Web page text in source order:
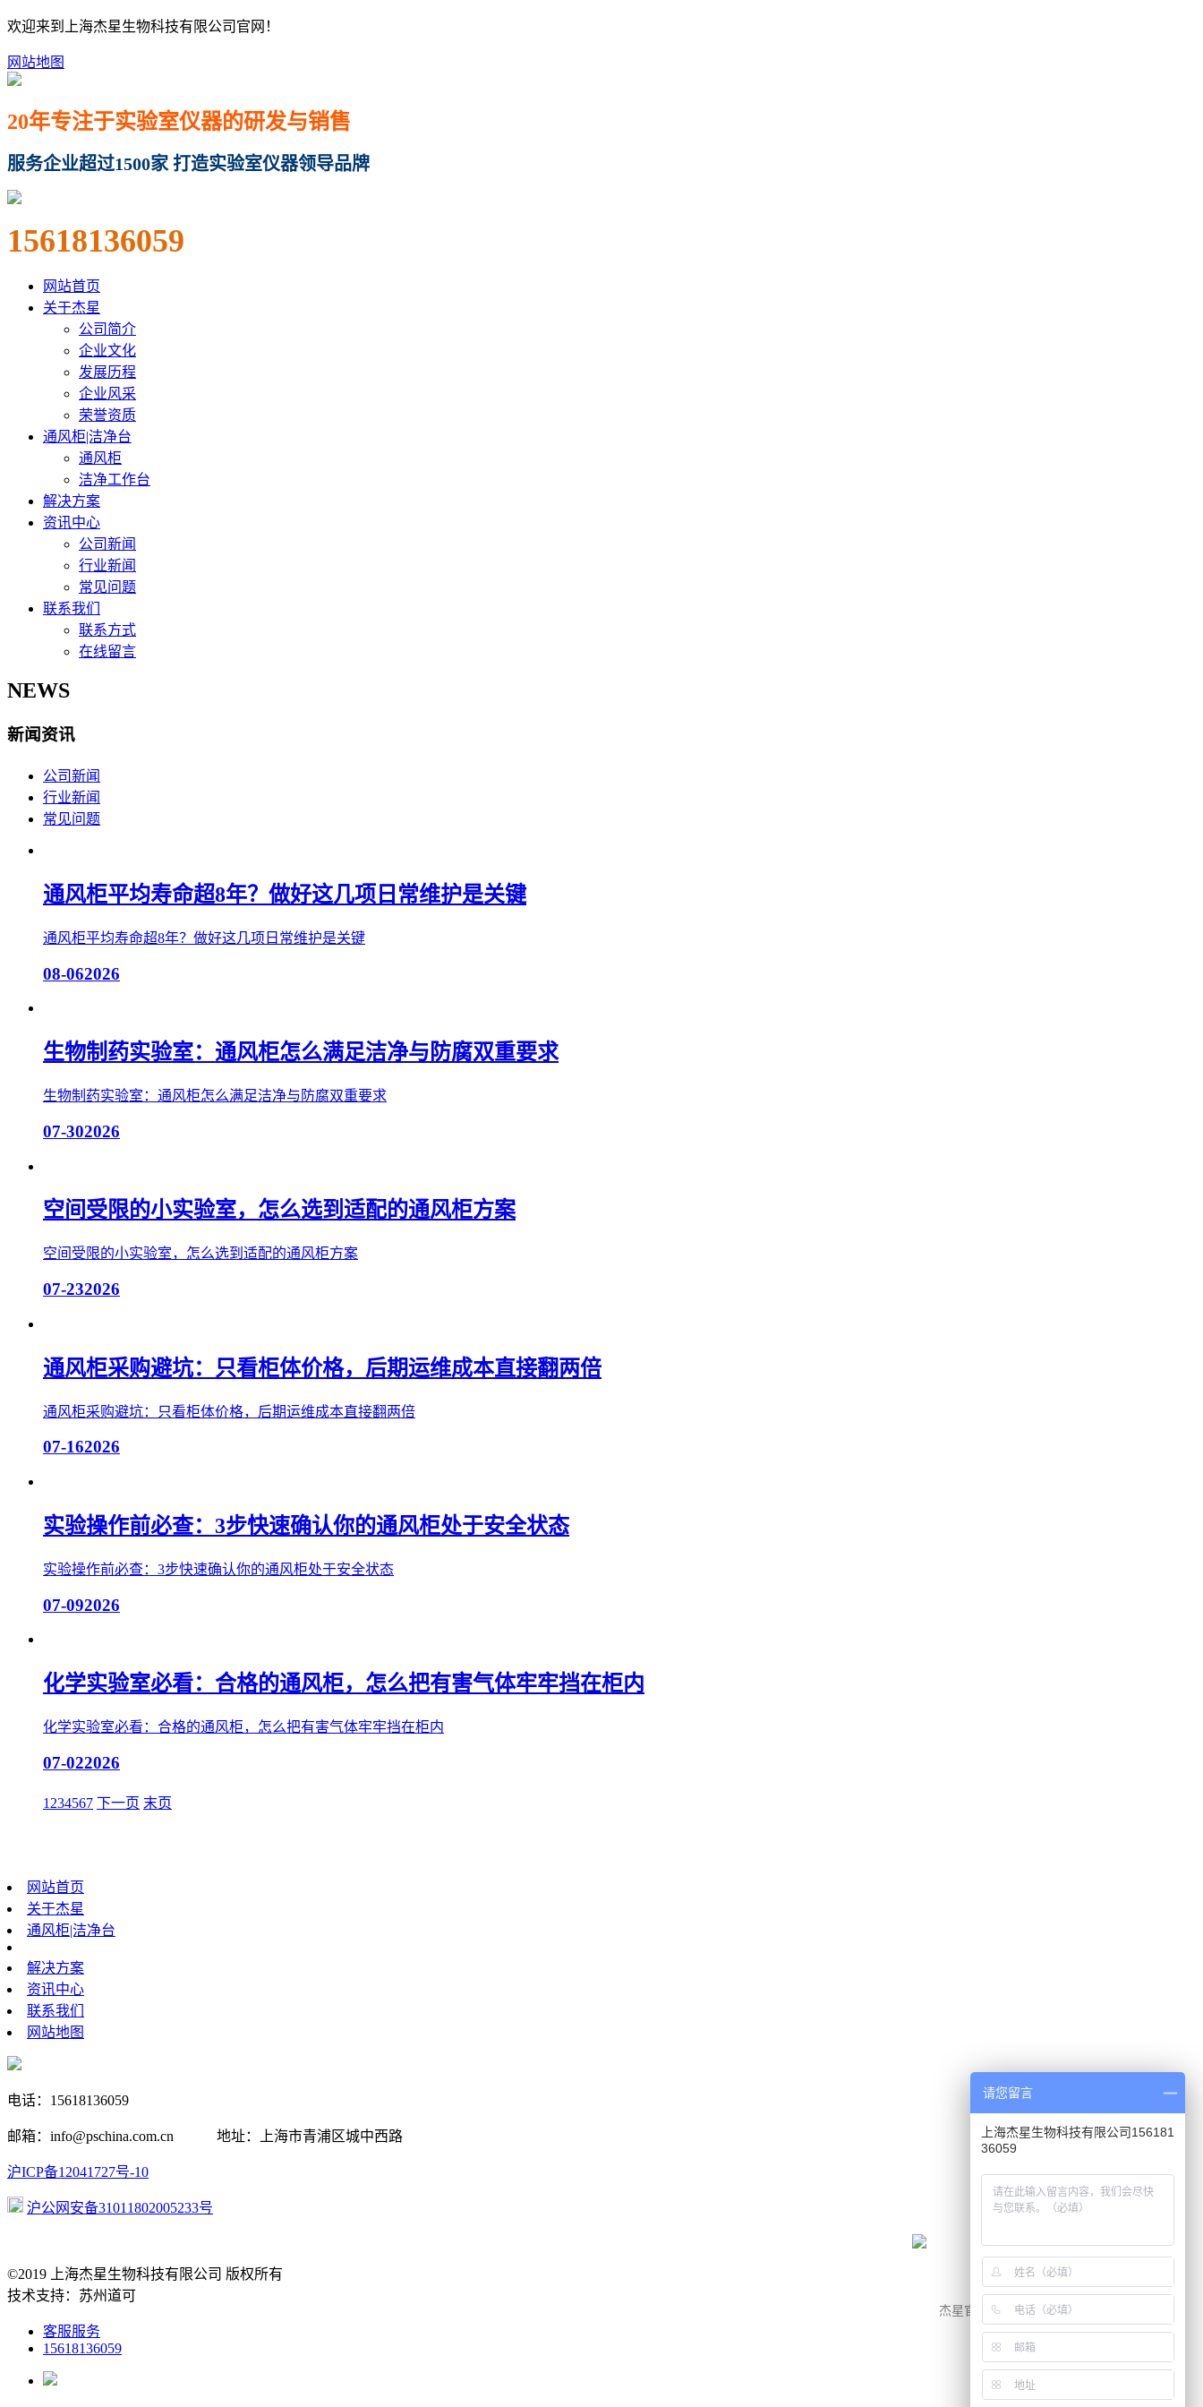
欢迎来到上海杰星生物科技有限公司官网！
网站地图
20年专注于实验室仪器的研发与销售
服务企业超过1500家 打造实验室仪器领导品牌
15618136059
网站首页
关于杰星
公司简介
企业文化
发展历程
企业风采
荣誉资质
通风柜|洁净台
通风柜
洁净工作台
解决方案
资讯中心
公司新闻
行业新闻
常见问题
联系我们
联系方式
在线留言
NEWS
新闻资讯
公司新闻
行业新闻
常见问题
通风柜平均寿命超8年？做好这几项日常维护是关键
通风柜平均寿命超8年？做好这几项日常维护是关键
08-062026
生物制药实验室：通风柜怎么满足洁净与防腐双重要求
生物制药实验室：通风柜怎么满足洁净与防腐双重要求
07-302026
空间受限的小实验室，怎么选到适配的通风柜方案
空间受限的小实验室，怎么选到适配的通风柜方案
07-232026
通风柜采购避坑：只看柜体价格，后期运维成本直接翻两倍
通风柜采购避坑：只看柜体价格，后期运维成本直接翻两倍
07-162026
实验操作前必查：3步快速确认你的通风柜处于安全状态
实验操作前必查：3步快速确认你的通风柜处于安全状态
07-092026
化学实验室必看：合格的通风柜，怎么把有害气体牢牢挡在柜内
化学实验室必看：合格的通风柜，怎么把有害气体牢牢挡在柜内
07-022026
1 234567 下一页 末页
网站首页
关于杰星
通风柜|洁净台
解决方案
资讯中心
联系我们
网站地图
电话：15618136059
邮箱：info@pschina.com.cn 地址：上海市青浦区城中西路
沪ICP备12041727号-10
沪公网安备31011802005233号
杰星官网
©2019 上海杰星生物科技有限公司 版权所有
技术支持： 苏州道可
客服服务
15618136059
请您留言
上海杰星生物科技有限公司156181
36059